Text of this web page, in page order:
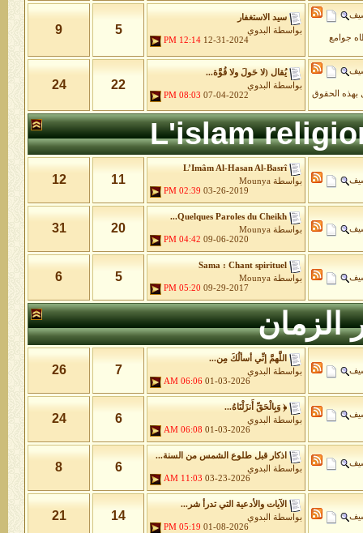
جوامع
سيد الاستغفار
بواسطة
البدوي
12-31-2024
12:14 PM
5
9
بهذه الحقوق
يُقال (لا حَولَ ولا قُوَّة...
بواسطة
البدوي
07-04-2022
08:03 PM
22
24
L'islam
L’Imâm Al-Hasan Al-Basrî
بواسطة Mounya
03-26-2019
02:39 PM
11
12
Quelques Paroles du Cheikh...
بواسطة Mounya
09-06-2020
04:42 PM
20
31
Sama : Chant spirituel
بواسطة Mounya
09-29-2017
05:20 PM
5
6
الزمان
اللَّهمَّ إنِّي أسألُكَ مِن...
بواسطة
البدوي
01-03-2026
06:06 AM
7
26
﴿ وَبِالْحَقِّ أَنزَلْنَاهُ...
بواسطة
البدوي
01-03-2026
06:08 AM
6
24
اذكار قبل طلوع الشمس من السنة...
بواسطة
البدوي
03-23-2026
11:03 AM
6
8
الآيات والأدعية التي تدرأ شر...
بواسطة
البدوي
01-08-2026
05:19 PM
14
21